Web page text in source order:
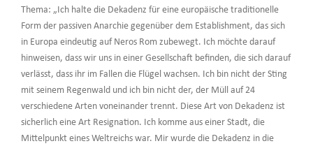
Thema: „Ich halte die Dekadenz für eine europäische traditionelle
Form der passiven Anarchie gegenüber dem Establishment, das sich
in Europa eindeutig auf Neros Rom zubewegt. Ich möchte darauf
hinweisen, dass wir uns in einer Gesellschaft befinden, die sich darauf
verlässt, dass ihr im Fallen die Flügel wachsen. Ich bin nicht der Sting
mit seinem Regenwald und ich bin nicht der, der Müll auf 24
verschiedene Arten voneinander trennt. Diese Art von Dekadenz ist
sicherlich eine Art Resignation. Ich komme aus einer Stadt, die
Mittelpunkt eines Weltreichs war. Mir wurde die Dekadenz in die